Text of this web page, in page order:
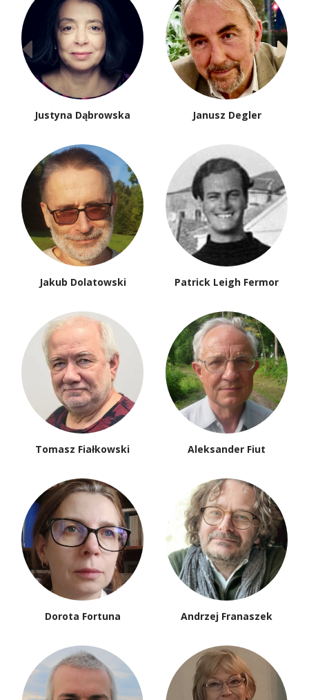
Justyna Dąbrowska Janusz Degler
Jakub Dolatowski Patrick Leigh Fermor
Tomasz Fiałkowski Aleksander Fiut
Dorota Fortuna Andrzej Franaszek